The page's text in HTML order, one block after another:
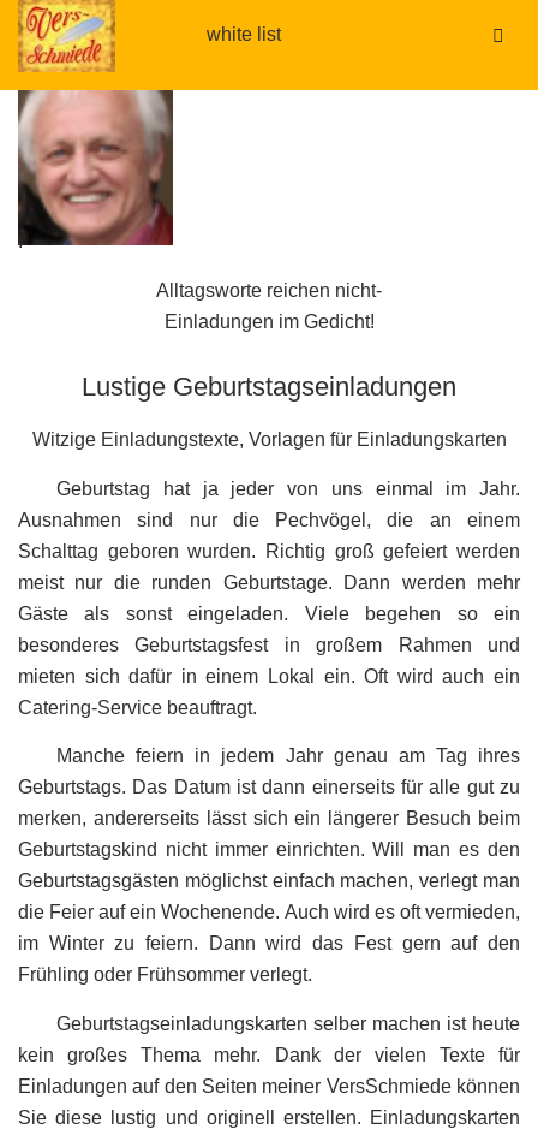
white list
.
.
Alltagsworte reichen nicht-
Einladungen im Gedicht!
Lustige Geburtstagseinladungen
Witzige Einladungstexte, Vorlagen für Einladungskarten
Geburtstag hat ja jeder von uns einmal im Jahr.
Ausnahmen sind nur die Pechvögel, die an einem
Schalttag geboren wurden. Richtig groß gefeiert werden
meist nur die runden Geburtstage. Dann werden mehr
Gäste als sonst eingeladen. Viele begehen so ein
besonderes Geburtstagsfest in großem Rahmen und
mieten sich dafür in einem Lokal ein. Oft wird auch ein
Catering-Service beauftragt.
Manche feiern in jedem Jahr genau am Tag ihres
Geburtstags. Das Datum ist dann einerseits für alle gut zu
merken, andererseits lässt sich ein längerer Besuch beim
Geburtstagskind nicht immer einrichten. Will man es den
Geburtstagsgästen möglichst einfach machen, verlegt man
die Feier auf ein Wochenende. Auch wird es oft vermieden,
im Winter zu feiern. Dann wird das Fest gern auf den
Frühling oder Frühsommer verlegt.
Geburtstagseinladungskarten selber machen ist heute
kein großes Thema mehr. Dank der vielen Texte für
Einladungen auf den Seiten meiner VersSchmiede können
Sie diese lustig und originell erstellen. Einladungskarten